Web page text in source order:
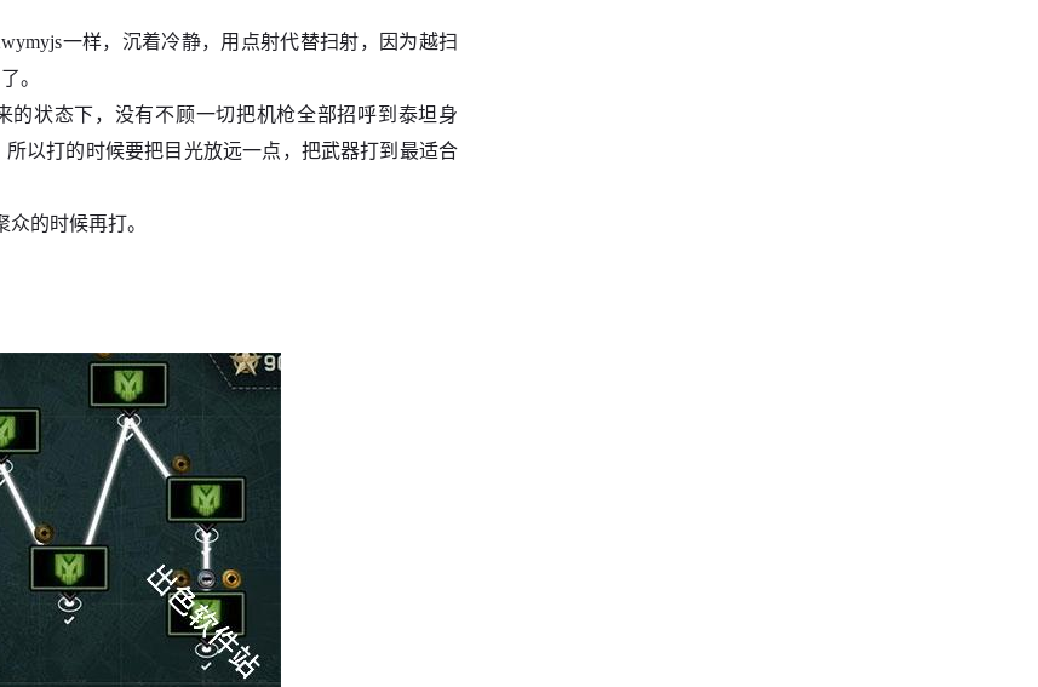
一样，沉着冷静，用点射代替扫射，因为越扫
。
的状态下，没有不顾一切把机枪全部招呼到泰坦身
以打的时候要把目光放远一点，把武器打到最适合
的时候再打。